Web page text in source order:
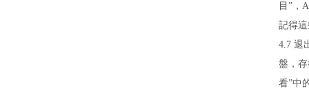
目”，
記得
4.7 退
盤，
看”中